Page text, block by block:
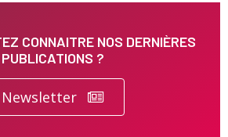
CONNAITRE NOS DERNIÈRES
PUBLICATIONS ?
Newsletter